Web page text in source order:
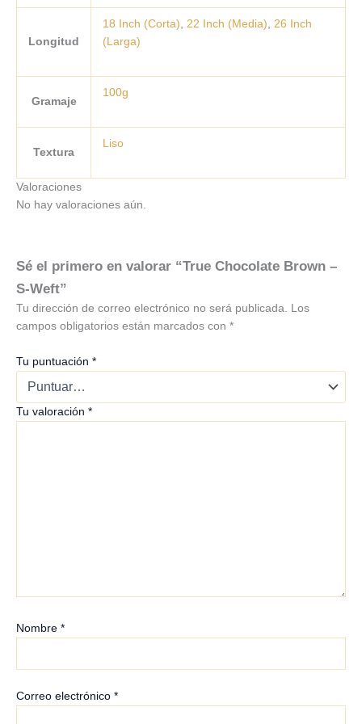
Longitud
18 Inch (Corta), 22 Inch (Media), 26 Inch
(Larga)
Gramaje
100g
Textura
Liso
Valoraciones
No hay valoraciones aún.
Sé el primero en valorar “True Chocolate Brown –
S-Weft”
Tu dirección de correo electrónico no será publicada.
Los
campos obligatorios están marcados con *
Tu puntuación *
Tu valoración *
Nombre *
Correo electrónico *